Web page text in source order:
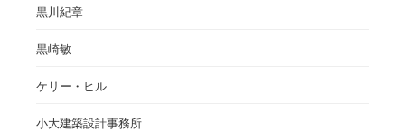
黒川紀章
黒崎敏
ケリー・ヒル
小大建築設計事務所